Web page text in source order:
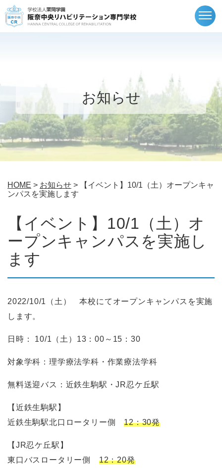
お知らせ
HOME > お知らせ > 【イベント】10/1（土）オープンキャ
ンパスを実施します
【イベント】10/1（土）オ
ープンキャンパスを実施し
ます
2022/10/1（土） 本校にてオープンキャンパスを実施
します。
日時： 10/1（土）13：00～15：30
対象学科：理学療法学科・作業療法学科
無料送迎バス：近鉄生駒駅・JR忍ケ丘駅
【近鉄生駒駅】
近鉄生駒駅北口ロータリー側12：30発
【JR忍ケ丘駅】
東口バスロータリー側 12：20発